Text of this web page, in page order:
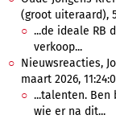
(groot uiteraard), 5
...de ideale RB
verkoop...
Nieuwsreacties,
maart 2026,
...talenten.
wie er na dit...